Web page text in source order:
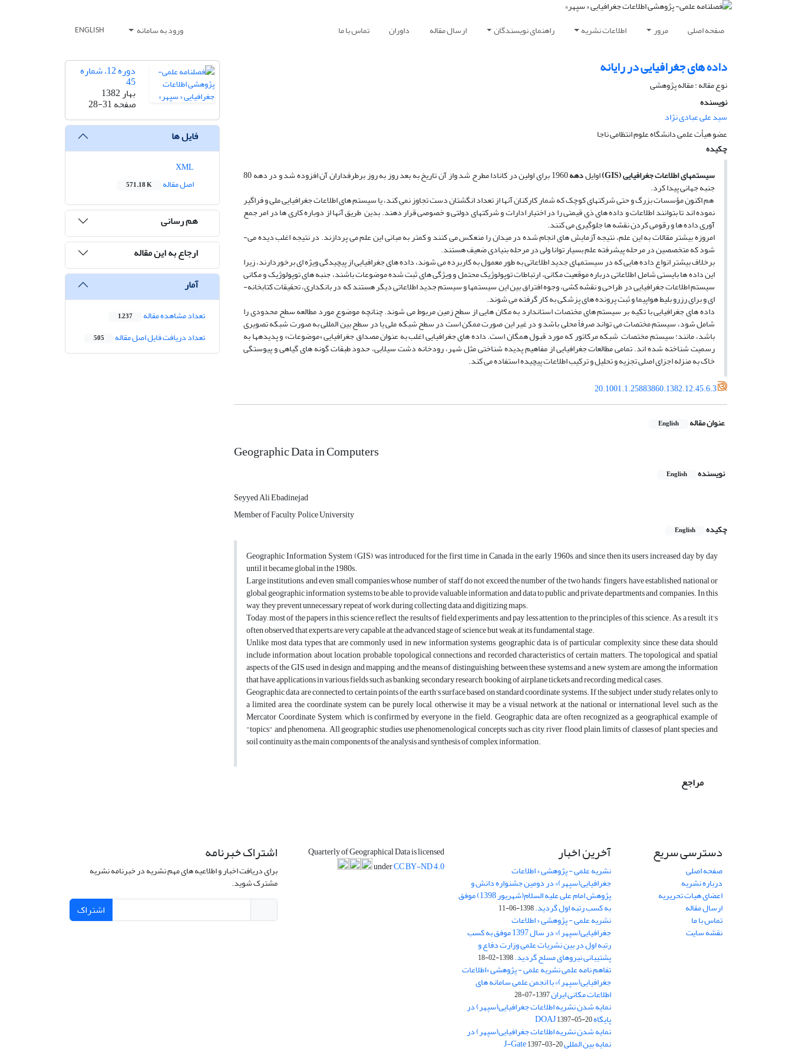
صفحه اصلی مرور اطلاعات نشریه راهنمای نویسندگان ارسال مقاله داوران تماس با ما ورود به سامانه ENGLISH
داده های جغرافیایی در رایانه
نوع مقاله : مقاله پژوهشی
نویسنده
سید علی عبادی نژاد
عضو هیأت علمی دانشگاه علوم انتظامی ناجا
چکیده
سیستم­های اطلاعات جغرافیایی(GIS) اوایلدهه 1960 برای اولین در کانادا مطرح شد واز آن تاریخ به بعد روز به روز برطرفداران آن افزوده شد و در دهه 80
جنبه جهانی پیدا کرد.
هم اکنون مؤسسات بزرگ و حتی شرکتهای کوچک که شمار کارکنان آنها از تعداد انگشتان دست تجاوز نمی­ کند، یا سیستم­ های اطلاعات جغرافیایی ملی و فراگیر
نموده ­اند تا بتوانند اطلاعات و داده­ های ذی قیمتی را در اختیار ادارات و شرکت­های دولتی و خصوصی قرار دهند. بدین طریق آنها از دوباره کاری ­ها در امر جمع
آوری داده ­ها و رقومی کردن نقشه ­ها جلوگیری می­ کنند.
امروزه بیشتر مقالات به این علم، نتیجه آزمایش ­های انجام شده در میدان را منعکس می­ کنند و کمتر به مبانی این علم می­ پردازند. در نتیجه اغلب دیده می­
شود که متخصصین در مرحله پیشرفته علم بسیار توانا ولی در مرحله بنیادی ضعیف هستند.
برخلاف بیشتر انواع داده­ هایی که در سیستم­های جدید اطلاعاتی به طور معمول به کاربرده می­ شوند، داده ­های جغرافیایی از پیچیدگی ویژه ­ای برخوردارند، زیرا
این داده ­ها بایستی شامل اطلاعاتی درباره موقعیت مکانی، ارتباطات توپولوژیک محتمل و ویژگی­ های ثبت شده موضوعات باشند، جنبه­ های توپولوژیک و مکانی
سیستم اطلاعات جغرافیایی در طراحی و نقشه­ کشی، وجوه افتراق بین این سیستم­ها و سیستم جدید اطلاعاتی دیگر هستند که در بانکداری، تحقیقات کتابخانه­
ای و برای رزرو بلیط هواپیما و ثبت پرونده ­های پزشکی به کار گرفته می­ شوند.
داده­ های جغرافیایی با تکیه بر سیستم­ های مختصات استاندارد به مکان­ هایی از سطح زمین مربوط می­ شوند. چنانچه موضوع مورد مطالعه سطح محدودی را
شامل شود، سیستم مختصات می ­تواند صرفاً محلی باشد و در غیر این صورت ممکن است در سطح شبکه ملی یا در سطح بین ­المللی به صورت شبکه تصویری
باشد، مانند: سیستم مختصات شبکه مرکاتور که مورد قبول همگان است. داده ­های جغرافیایی اغلب به عنوان مصداق جغرافیایی «موضوعات» و پدیده­ها به
رسمیت شناخته شده ­اند. تمامی مطالعات جغرافیایی از مفاهیم پدیده شناختی مثل شهر، رودخانه دشت سیلابی، حدود طبقات گونه ­های گیاهی و پیوستگی
خاک به منزله اجزای اصلی تجزیه و تحلیل و ترکیب اطلاعات پیچیده استفاده می ­کند.
20.1001.1.25883860.1382.12.45.6.3
عنوان مقاله English
Geographic Data in Computers
نویسنده English
Seyyed Ali Ebadinejad
Member of Faculty, Police University
چکیده
English
Geographic Information System (GIS) was introduced for the first time in Canada in the early 1960s, and since then its users increased day by day
until it became global in the 1980s.
Large institutions, and even small companies whose number of staff do not exceed the number of the two hands’ fingers, have established national or
global geographic information systems to be able to provide valuable information and data to public and private departments and companies. In this
way, they prevent unnecessary repeat of work during collecting data and digitizing maps.
Today, most of the papers in this science reflect the results of field experiments and pay less attention to the principles of this science. As a result, it's
often observed that experts are very capable at the advanced stage of science but weak at its fundamental stage.
Unlike most data types that are commonly used in new information systems, geographic data is of particular complexity, since these data should
include information about location, probable topological connections and recorded characteristics of certain matters. The topological and spatial
aspects of the GIS used in design and mapping, and the means of distinguishing between these systems and a new system are among the information
that have applications in various fields such as banking, secondary research, booking of airplane tickets and recording medical cases.
Geographic data are connected to certain points of the earth’s surface based on standard coordinate systems. If the subject under study relates only to
a limited area, the coordinate system can be purely local, otherwise it may be a visual network at the national or international level, such as the
Mercator Coordinate System, which is confirmed by everyone in the field. Geographic data are often recognized as a geographical example of
"topics" and phenomena. All geographic studies use phenomenological concepts such as city, river, flood plain, limits of classes of plant species and
soil continuity as the main components of the analysis and synthesis of complex information.
مراجع
دوره 12، شماره
45
بهار 1382
صفحه28-31
فایل ها
اصل مقاله
571.18 K
هم رسانی
ارجاع به این مقاله
آمار
تعداد مشاهده مقاله 1,237
تعداد دریافت فایل اصل مقاله 505
دسترسی سریع
صفحه اصلی
درباره نشریه
اعضای هیات تحریریه
ارسال مقاله
تماس با ما
نقشه سایت
آخرین اخبار
نشریه علمی - پژوهشی « اطلاعات
جغرافیایی(سپهر)» در دومین جشنواره دانش و
پژوهش امام علی علیه السلام(شهریور 1398) موفق
به کسب رتبه اول گردید.1398-06-11
نشریه علمی - پژوهشی « اطلاعات
جغرافیایی(سپهر)» در سال 1397 موفق به کسب
رتبه اول در بین نشریات علمی وزارت دفاع و
پشتیبانی نیروهای مسلح گردید.1398-02-18
تفاهم نامه علمی نشریه علمی - پژوهشی «اطلاعات
جغرافیایی(سپهر)» با انجمن علمی سامانه های
اطلاعات مکانی ایران1397-07-28
نمایه شدن نشریه اطلاعات جغرافیایی(سپهر) در
پایگاه DOAJ1397-05-20
نمایه شدن نشریه اطلاعات جغرافیایی(سپهر) در
نمایه بین المللی J-Gate1397-03-20
Quarterly of Geographical Data is licensed
underCC BY-ND 4.0
اشتراک خبرنامه
برای دریافت اخبار و اطلاعیه های مهم نشریه در خبرنامه نشریه
مشترک شوید.
اشتراک